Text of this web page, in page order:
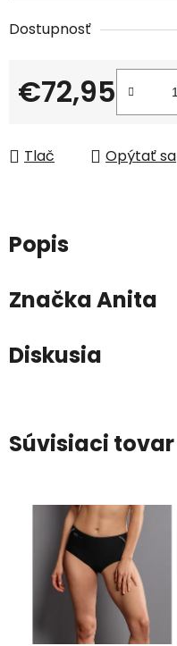
Dostupnosť
€72,95
Jednotková cena:
Tlač Opýtať sa
Popis
ZnačkaAnita
Diskusia
Súvisiaci tovar